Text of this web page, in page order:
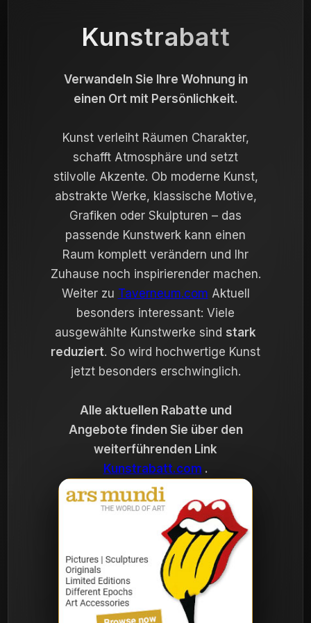
Kunstrabatt
Verwandeln Sie Ihre Wohnung in
einen Ort mit Persönlichkeit.
Kunst verleiht Räumen Charakter,
schafft Atmosphäre und setzt
stilvolle Akzente. Ob moderne Kunst,
abstrakte Werke, klassische Motive,
Grafiken oder Skulpturen – das
passende Kunstwerk kann einen
Raum komplett verändern und Ihr
Zuhause noch inspirierender machen.
Weiter zu Taverneum.com Aktuell
besonders interessant: Viele
ausgewählte Kunstwerke sind stark
reduziert. So wird hochwertige Kunst
jetzt besonders erschwinglich.
Alle aktuellen Rabatte und
Angebote finden Sie über den
weiterführenden Link
Kunstrabatt.com .